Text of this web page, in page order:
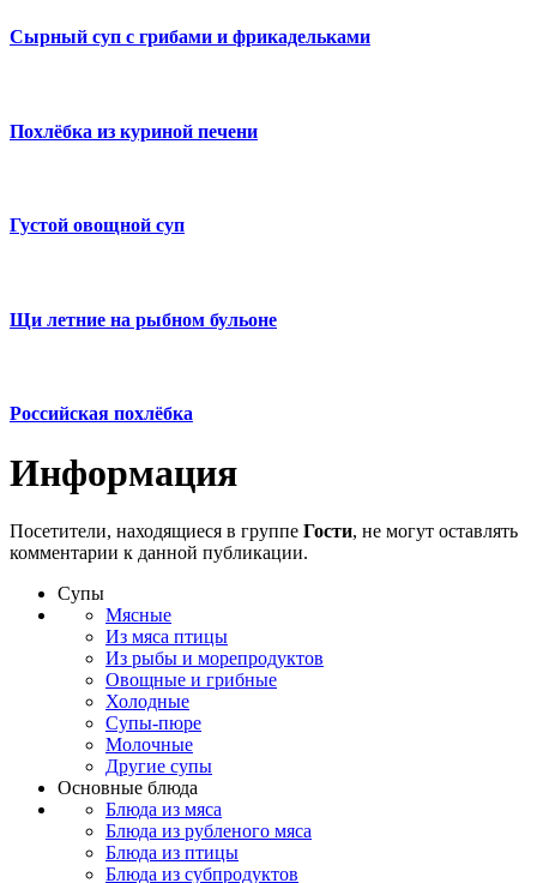
Сырный суп с грибами и фрикадельками
Похлёбка из куриной печени
Густой овощной суп
Щи летние на рыбном бульоне
Российская похлёбка
Информация
Посетители, находящиеся в группе Гости, не могут оставлять
комментарии к данной публикации.
Супы
Мясные
Из мяса птицы
Из рыбы и морепродуктов
Овощные и грибные
Холодные
Супы-пюре
Молочные
Другие супы
Основные блюда
Блюда из мяса
Блюда из рубленого мяса
Блюда из птицы
Блюда из субпродуктов